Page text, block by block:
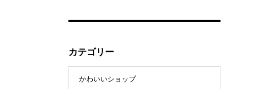
カテゴリー
かわいいショップ